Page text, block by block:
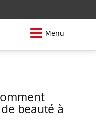
Menu
beauté à